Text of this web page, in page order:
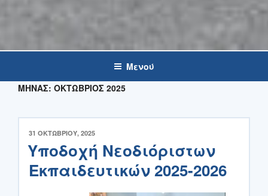
Μενού
ΜΉΝΑΣ: ΟΚΤΏΒΡΙΟΣ 2025
ΔΗΜΟΣΙΕΎΤΗΚΕ
ΣΤΙΣ
31 ΟΚΤΩΒΡΊΟΥ, 2025
Υποδοχή Νεοδιόριστων
Εκπαιδευτικών 2025-2026